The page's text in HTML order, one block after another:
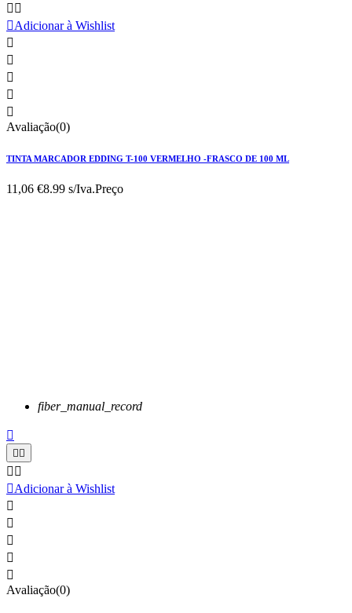
 
Adicionar à Wishlist





Avaliação(0)
TINTA MARCADOR EDDING T-100 VERMELHO -FRASCO DE 100 ML
11,06 €8.99 s/Iva.Preço
fiber_manual_record

 
 
Adicionar à Wishlist





Avaliação(0)